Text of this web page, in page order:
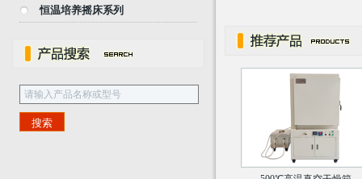
恒温培养摇床系列